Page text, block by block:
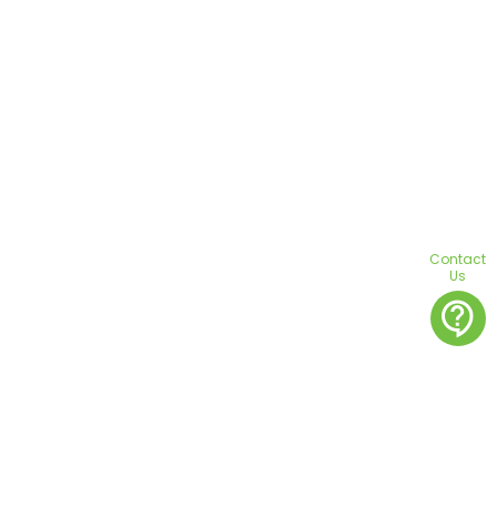
Contact
Us
contact_support